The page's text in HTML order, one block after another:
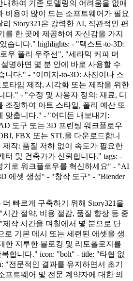
하여 기존 모델링의 어려움을 없애
비용이 많이 드는 소프트웨어가 필요
Story321은 강력한 AI, 직관적인 편
를 한 곳에 제공하여 자신감을 가지
습니다." highlights: - "텍스트-to-3D:
우 폴리 우주선", "세라믹 커피 머
명하면 몇 분 안에 바로 사용할 수
니다." - "이미지-to-3D: 사진이나 스
타입 제작, 시각화 또는 제작을 위한
다." - "수정 및 사용자 정의: 재료, 디
조정하여 아트 스타일, 폴리 예산 또
맞춥니다." - "어디든 내보내기:
도구 또는 3D 프린팅 워크플로우
FBX 또는 STL을 다운로드합니
작: 품질 저하 없이 속도가 필요한
터 및 건축가가 신뢰합니다." tags: -
기로 워크플로우를 혁신하세요" - "AI
에셋 생성" - "창작 도구" - "Blender
더 빠르게 구축하기 위해 Story321을
시간 절약, 비용 절감, 품질 향상 등 중
제작 시간을 며칠에서 몇 분으로 단
로 기본 메시 또는 세련된 에셋을 생
한 지루한 블로킹 및 리토폴로지를
합니다." icon: "bolt" - title: "타협 없
"전문적인 결과를 유지하면서 초기
프트웨어 및 전문 계약자에 대한 의